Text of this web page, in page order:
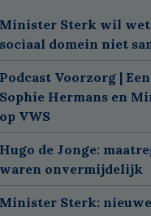
Minister Sterk wil
sociaal domein niet
Podcast Voorzorg |
Sophie Hermans en
op VWS
Hugo de Jonge:
waren onvermijdelijk
Minister Sterk: